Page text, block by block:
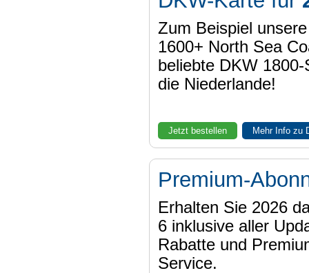
Zum Beispiel
1600+ North Sea
beliebte DKW
die Niederlande!
Jetzt bestellen Mehr Info zu
Premium-
Erhalten Sie 2026
6 inklusive aller
Rabatte und
Service.